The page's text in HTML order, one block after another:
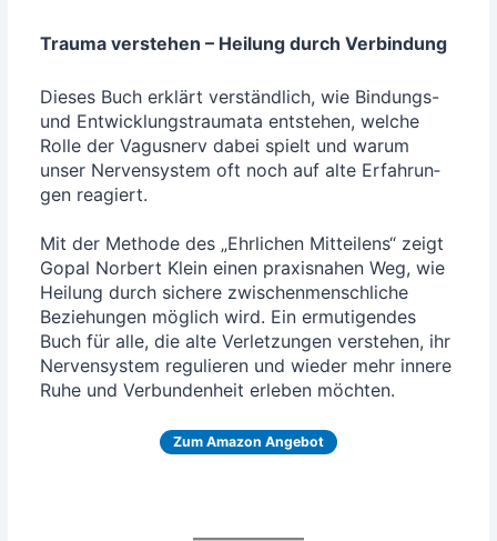
Trau­ma ver­ste­hen – Hei­lung durch Verbindung
Die­ses Buch erklärt ver­ständ­lich, wie Bin­dungs-
und Ent­wick­lungs­trau­ma­ta ent­ste­hen, wel­che
Rol­le der Vagus­nerv dabei spielt und war­um
unser Ner­ven­sys­tem oft noch auf alte Erfah­run­
gen reagiert.
Mit der Metho­de des „Ehr­li­chen Mit­tei­lens“ zeigt
Gopal Nor­bert Klein einen pra­xis­na­hen Weg, wie
Hei­lung durch siche­re zwi­schen­mensch­li­che
Bezie­hun­gen mög­lich wird. Ein ermu­ti­gen­des
Buch für alle, die alte Ver­let­zun­gen ver­ste­hen, ihr
Ner­ven­sys­tem regu­lie­ren und wie­der mehr inne­re
Ruhe und Ver­bun­den­heit erle­ben möchten.
Zum Ama­zon Angebot